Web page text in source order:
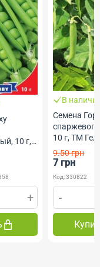
10 г,
+
В
Семена
10 г, ТМ
9.50 грн
7 грн
Код: 330822
-